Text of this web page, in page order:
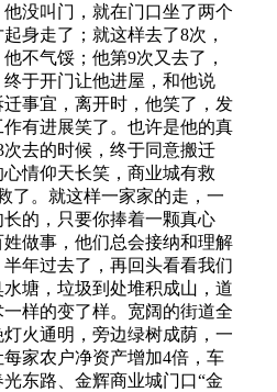
没叫门，就在门口坐了两个
身走了；就这样去了8次，
不气馁；他第9次又去了，
于开门让他进屋，和他说
事宜，离开时，他笑了，发
有进展笑了。也许是他的真
去的时候，终于同意搬迁
情仰天长笑，商业城有救
了。就这样一家家的走，一
的，只要你捧着一颗真心
做事，他们总会接纳和理解
年过去了，再回头看看我们
塘，垃圾到处堆积成山，道
样的变了样。宽阔的街道全
火通明，旁边绿树成荫，一
家农户净资产增加4倍，车
东路、金辉商业城门口“金